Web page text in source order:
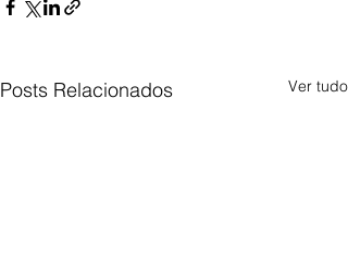
Posts Relacionados Ver tudo